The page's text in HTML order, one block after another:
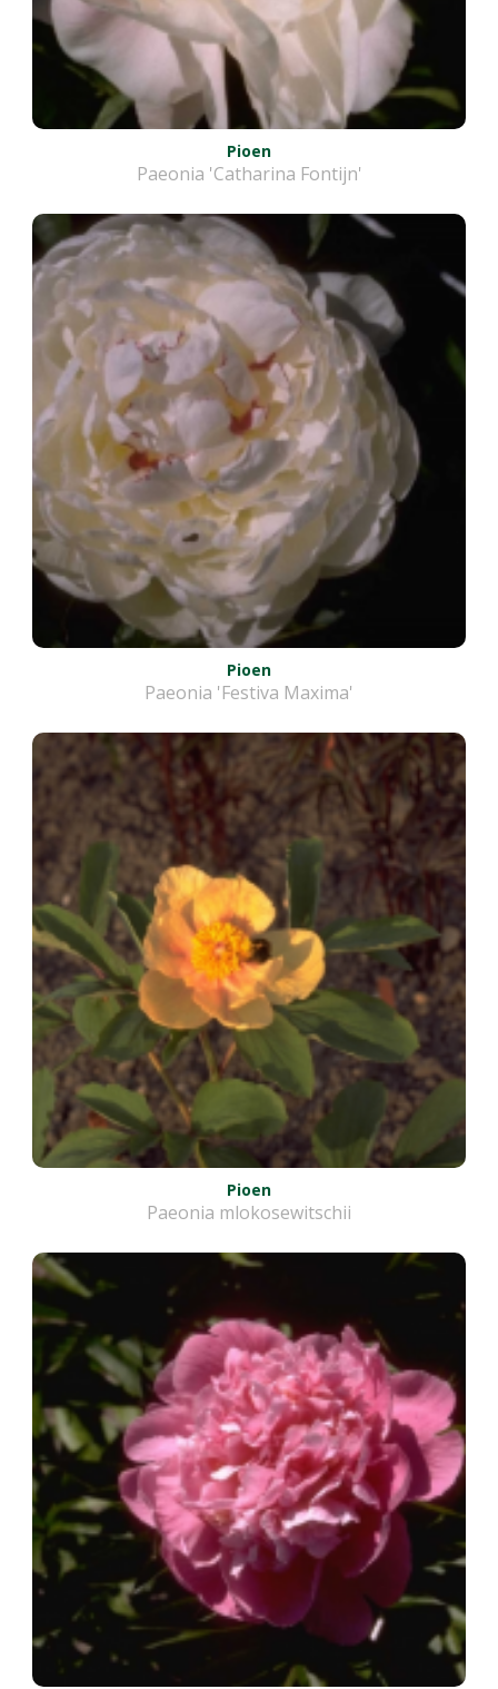
Pioen
Paeonia 'Catharina Fontijn'
Pioen
Paeonia 'Festiva Maxima'
Pioen
Paeonia mlokosewitschii